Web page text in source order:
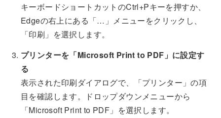
キーボードショートカットのCtrl+Pキーを押すか、
Edgeの右上にある「…」メニューをクリックし、
「印刷」を選択します。
プリンターを「Microsoft Print to PDF」に設定す
る
表示された印刷ダイアログで、「プリンター」の項
目を確認します。ドロップダウンメニューから
「Microsoft Print to PDF」を選択します。